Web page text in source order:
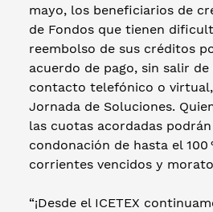
mayo, los beneficiarios de
de Fondos que tienen
reembolso de sus créditos
acuerdo de pago, sin salir de
contacto telefónico o
Jornada de Soluciones.
las cuotas acordadas
condonación de hasta el 100
corrientes vencidos y
“¡Desde el ICETEX